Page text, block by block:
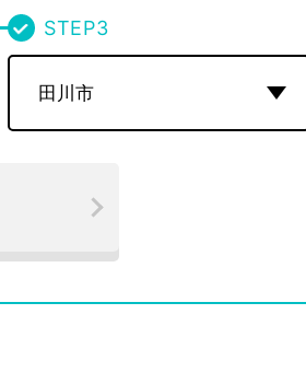
STEP3